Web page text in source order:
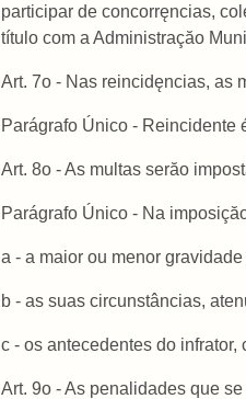
participar de concorręncias,
título com a Administraçăo
Art. 7o - Nas reincidęncias, as
Parágrafo Único - Reincidente
Art. 8o - As multas serăo
Parágrafo Único - Na
a - a maior ou menor
b - as suas circunstâncias,
c - os antecedentes do
Art. 9o - As penalidades que